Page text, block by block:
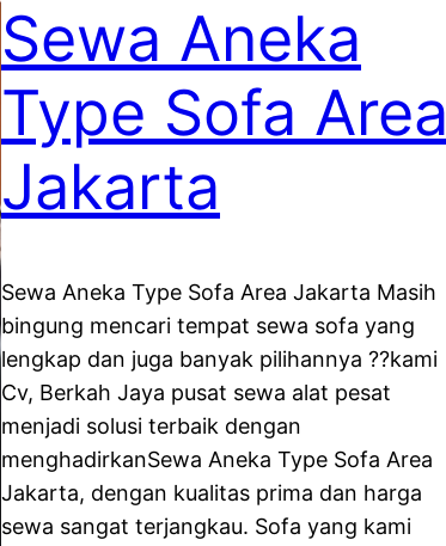
Sewa Aneka
Type Sofa Area
Jakarta
Sewa Aneka Type Sofa Area Jakarta Masih
bingung mencari tempat sewa sofa yang
lengkap dan juga banyak pilihannya ??kami
Cv, Berkah Jaya pusat sewa alat pesat
menjadi solusi terbaik dengan
menghadirkanSewa Aneka Type Sofa Area
Jakarta, dengan kualitas prima dan harga
sewa sangat terjangkau. Sofa yang kami